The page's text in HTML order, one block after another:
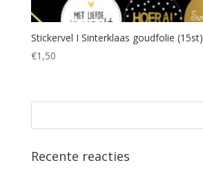
Stickervel I Sinterklaas goudfolie (15st)
€1,50
Recente reacties